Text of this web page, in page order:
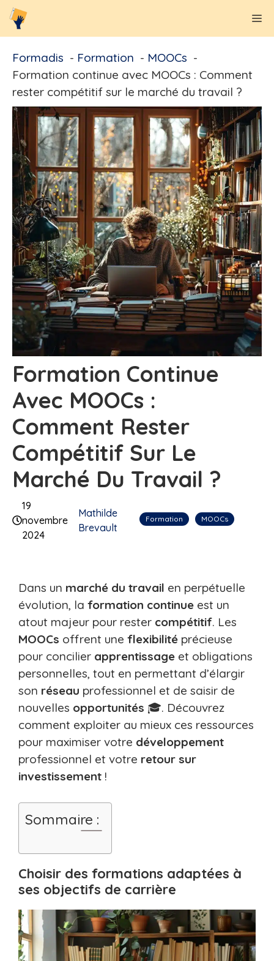
Aller
au
Formadis Formation
MOOCs
Formation continue avec MOOCs : Comment
rester compétitif sur le marché du travail ?
Formation Continue
Avec MOOCs :
Comment Rester
Compétitif Sur Le
Marché Du Travail ?
19
novembre
2024
Mathilde
Brevault
Formation MOOCs
Dans un marché du travail en perpétuelle
évolution, la formation continue est un
atout majeur pour rester compétitif. Les
MOOCs offrent une flexibilité précieuse
pour concilier apprentissage et obligations
personnelles, tout en permettant d’élargir
son réseau professionnel et de saisir de
nouvelles opportunités 🎓. Découvrez
comment exploiter au mieux ces ressources
pour maximiser votre développement
professionnel et votre retour sur
investissement !
Sommaire :
Choisir des formations adaptées à
ses objectifs de carrière